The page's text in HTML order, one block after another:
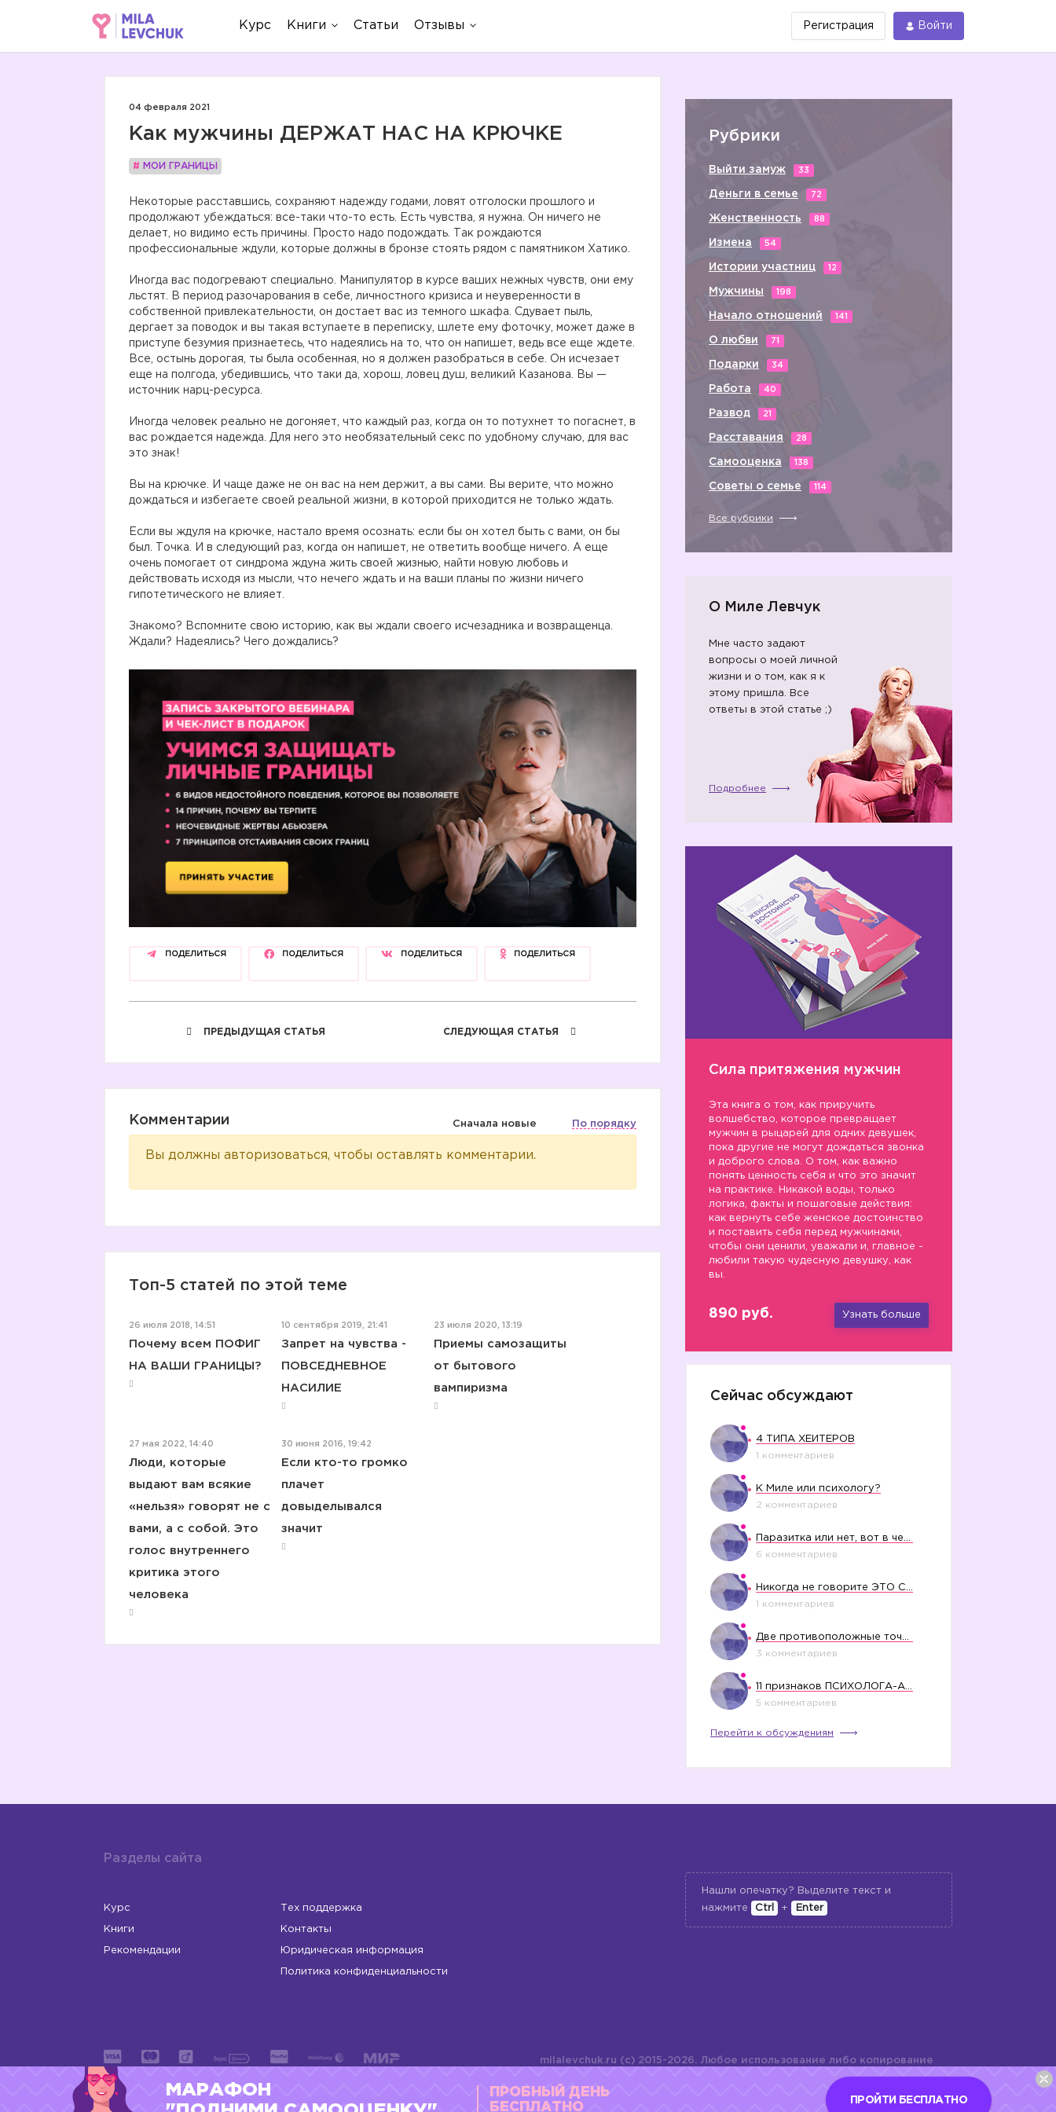
Курс Книги Статьи Отзывы Регистрация Войти
04 февраля 2021
Как мужчины ДЕРЖАТ НАС НА КРЮЧКЕ
# МОИ ГРАНИЦЫ
Некоторые расставшись, сохраняют надежду годами, ловят отголоски прошлого и
продолжают убеждаться: все-таки что-то есть. Есть чувства, я нужна. Он ничего не
делает, но видимо есть причины. Просто надо подождать. Так рождаются
профессиональные ждули, которые должны в бронзе стоять рядом с памятником Хатико.
Иногда вас подогревают специально. Манипулятор в курсе ваших нежных чувств, они ему
льстят. В период разочарования в себе, личностного кризиса и неуверенности в
собственной привлекательности, он достает вас из темного шкафа. Сдувает пыль,
дергает за поводок и вы такая вступаете в переписку, шлете ему фоточку, может даже в
приступе безумия признаетесь, что надеялись на то, что он напишет, ведь все еще ждете.
Все, остынь дорогая, ты была особенная, но я должен разобраться в себе. Он исчезает
еще на полгода, убедившись, что таки да, хорош, ловец душ, великий Казанова. Вы —
источник нарц-ресурса.
Иногда человек реально не догоняет, что каждый раз, когда он то потухнет то погаснет, в
вас рождается надежда. Для него это необязательный секс по удобному случаю, для вас
это знак!
Вы на крючке. И чаще даже не он вас на нем держит, а вы сами. Вы верите, что можно
дождаться и избегаете своей реальной жизни, в которой приходится не только ждать.
Если вы ждуля на крючке, настало время осознать: если бы он хотел быть с вами, он бы
был. Точка. И в следующий раз, когда он напишет, не ответить вообще ничего. А еще
очень помогает от синдрома ждуна жить своей жизнью, найти новую любовь и
действовать исходя из мысли, что нечего ждать и на ваши планы по жизни ничего
гипотетического не влияет.
Знакомо? Вспомните свою историю, как вы ждали своего исчезадника и возвращенца.
Ждали? Надеялись? Чего дождались?
ПОДЕЛИТЬСЯ ПОДЕЛИТЬСЯ ПОДЕЛИТЬСЯ ПОДЕЛИТЬСЯ
ПРЕДЫДУЩАЯ СТАТЬЯ СЛЕДУЮЩАЯ СТАТЬЯ
Комментарии Сначала новые По порядку
Вы должны авторизоваться, чтобы оставлять комментарии.
Топ-5 статей по этой теме
26 июля 2018, 14:51
Почему всем ПОФИГ
НА ВАШИ ГРАНИЦЫ?
10 сентября 2019, 21:41
Запрет на чувства -
ПОВСЕДНЕВНОЕ
НАСИЛИЕ
23 июля 2020, 13:19
Приемы самозащиты
от бытового
вампиризма
27 мая 2022, 14:40
Люди, которые
выдают вам всякие
«нельзя» говорят не с
вами, а с собой. Это
голос внутреннего
критика этого
человека
30 июня 2016, 19:42
Если кто-то громко
плачет
довыделывался
значит
Рубрики
Выйти замуж 33
Деньги в семье 72
Женственность 88
Измена 54
Истории участниц 12
Мужчины 198
Начало отношений 141
О любви 71
Подарки 34
Работа 40
Развод 21
Расставания 28
Самооценка 138
Советы о семье 114
Все рубрики
О Миле Левчук
Мне часто задают
вопросы о моей личной
жизни и о том, как я к
этому пришла. Все
ответы в этой статье ;)
Подробнее
Сила притяжения мужчин
Эта книга о том, как приручить
волшебство, которое превращает
мужчин в рыцарей для одних девушек,
пока другие не могут дождаться звонка
и доброго слова. О том, как важно
понять ценность себя и что это значит
на практике. Никакой воды, только
логика, факты и пошаговые действия:
как вернуть себе женское достоинство
и поставить себя перед мужчинами,
чтобы они ценили, уважали и, главное -
любили такую чудесную девушку, как
вы.
890 руб. Узнать больше
Сейчас обсуждают
4 ТИПА ХЕЙТЕРОВ
1 комментариев
К Миле или психологу?
2 комментариев
6 комментариев
1 комментариев
3 комментариев
5 комментариев
Перейти к обсуждениям
Разделы сайта
Курс
Книги
Рекомендации
Тех поддержка
Контакты
Юридическая информация
Политика конфиденциальности
Нашли опечатку? Выделите текст и
нажмите
Ctrl + Enter
ИП Левчук Людмила Николаевна
milalevchuk.ru (c) 2015-2026. Любое использование либо копирование
материалов или подборки материалов сайта, элементов дизайна и
оформления допускается лишь с разрешения правообладателя и
МАРАФОН
ПРОБНЫЙ ДЕНЬ
БЕСПЛАТНО
ПРОЙТИ БЕСПЛАТНО